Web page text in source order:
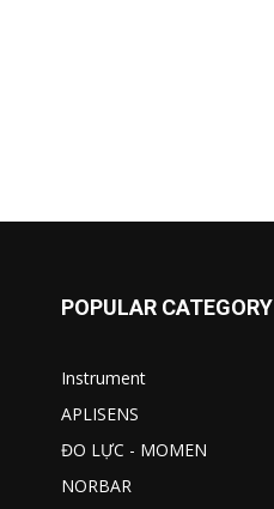
POPULAR CATEGORY
Instrument
APLISENS
ĐO LỰC - MOMEN
NORBAR